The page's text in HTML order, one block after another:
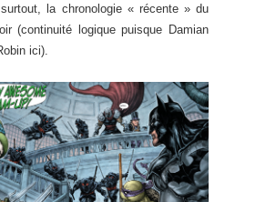
la chronologie « récente » du
(continuité logique puisque Damian
ici).